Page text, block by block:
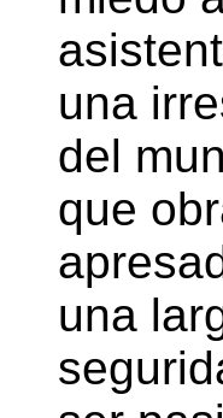
una
del
que
una